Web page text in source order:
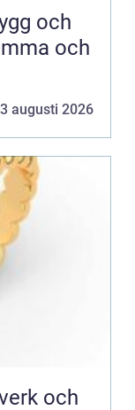
och
augusti 2026